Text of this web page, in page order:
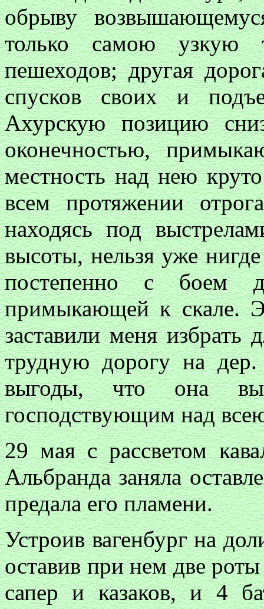
обрыву
только самою узкую
пешеходов; другая
спусков своих и
Ахурскую позицию
оконечностью,
местность над нею
всем протяжении
находясь под
высоты, нельзя уже
постепенно с боем
примыкающей к скале.
заставили меня избрать
трудную дорогу на
выгоды, что она
господствующим над
29 мая с рассветом
Альбранда заняла
предала его пламени.
Устроив вагенбург на
оставив при нем две
сапер и казаков, и 4